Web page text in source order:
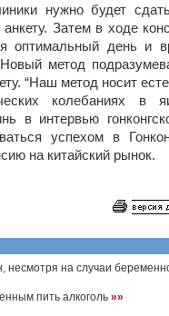
нужно будет
Затем в ходе
оптимальный день и
метод
“Наш метод носит
колебаниях в
в интервью
успехом в
на китайский рынок.
несмотря на случаи
пить алкоголь »»